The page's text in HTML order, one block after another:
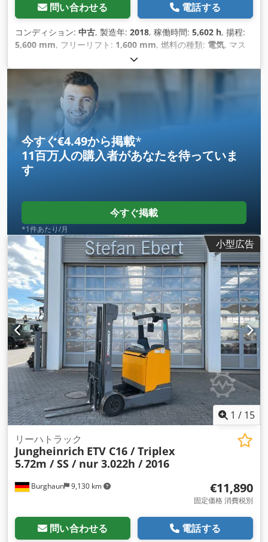
問い合わせる 電話する
コンディション: 中古, 製造年: 2018, 稼働時間: 5,602 h, 揚程:
5,600 mm, フリーリフト: 1,600 mm, 燃料の種類: 電気, マス
, フォーク長:
790 mm, 全高:2,400 mm, 全長:1,740 mm, 全幅:1,240 mm,
,
今すぐ€4.49から掲載*
11百万人の購入者があなたを待っていま
す
今すぐ掲載
*1件あたり/月
小型広告
1 / 15
Burghaun 9,130 km
リーハトラック
Jungheinrich ETV C16 / Triplex
5.72m / SS / nur 3.022h / 2016
€11,890
固定価格 消費税別
問い合わせる 電話する